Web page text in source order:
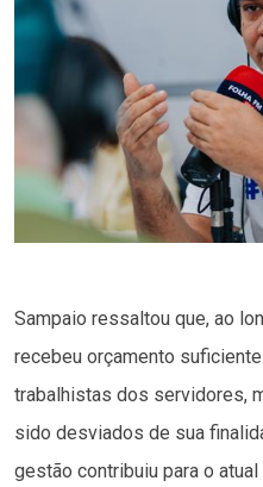
Sampaio ressaltou que, ao
recebeu orçamento
trabalhistas dos servidores,
sido desviados de sua
gestão contribuiu para o